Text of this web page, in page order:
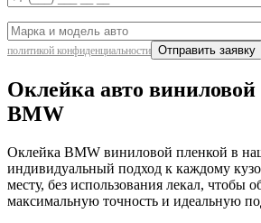
политикой конфиденциальности
Оклейка авто
BMW
Оклейка BMW виниловой пленкой в
индивидуальный подход к каждому
месту, без использования лекал, чтобы
максимальную точность и идеальную